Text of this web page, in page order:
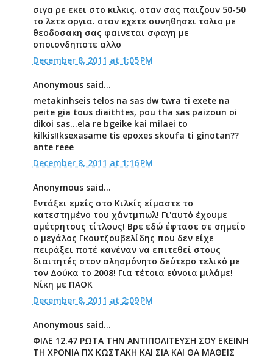
σιγα ρε εκει στο κιλκις. οταν σας παιζουν 50-50
το λετε οργια. οταν εχετε συνηθησει τολιο με
θεοδοσακη σας φαινεται σφαγη με
οποιονδηποτε αλλο
December 8, 2011 at 1:05 PM
Anonymous said...
metakinhseis telos na sas dw twra ti exete na
peite gia tous diaithtes, pou tha sas paizoun oi
dikoi sas...ela re bgeike kai milaei to
kilkis!!ksexasame tis epoxes skoufa ti ginotan??
ante reee
December 8, 2011 at 1:16 PM
Anonymous said...
Εντάξει εμείς στο Κιλκίς είμαστε το
κατεστημένο του χάντμπωλ! Γι'αυτό έχουμε
αμέτρητους τίτλους! Βρε εδώ έφτασε σε σημείο
ο μεγάλος Γκουτζουβελίδης που δεν είχε
πειράξει ποτέ κανέναν να επιτεθεί στους
διαιτητές στον αλησμόνητο δεύτερο τελικό με
τον Δούκα το 2008! Για τέτοια εύνοια μιλάμε!
Νίκη με ΠΑΟΚ
December 8, 2011 at 2:09 PM
Anonymous said...
ΦΙΛΕ 12.47 ΡΩΤΑ ΤΗΝ ΑΝΤΙΠΟΛΙΤΕΥΣΗ ΣΟΥ ΕΚΕΙΝΗ
ΤΗ ΧΡΟΝΙΑ ΠΧ ΚΩΣΤΑΚΗ ΚΑΙ ΣΙΑ ΚΑΙ ΘΑ ΜΑΘΕΙΣ